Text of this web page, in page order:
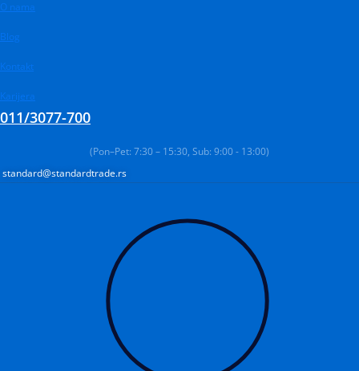
Pređi
sadržaj
O nama
Blog
Kontakt
Karijera
011/3077-700
(Pon–Pet: 7:30 – 15:30, Sub: 9:00 - 13:00)
standard@standardtrade.rs
Products
Products